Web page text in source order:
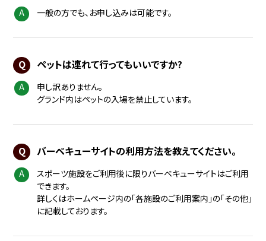
一般の方でも、お申し込みは可能です。
ペットは連れて行ってもいいですか?
申し訳ありません。
グランド内はペットの入場を禁止しています。
バーベキューサイトの利用方法を教えてください。
スポーツ施設をご利用後に限りバーベキューサイトはご利用
できます。
詳しくはホームページ内の「各施設のご利用案内」の「その他」
に記載しております。